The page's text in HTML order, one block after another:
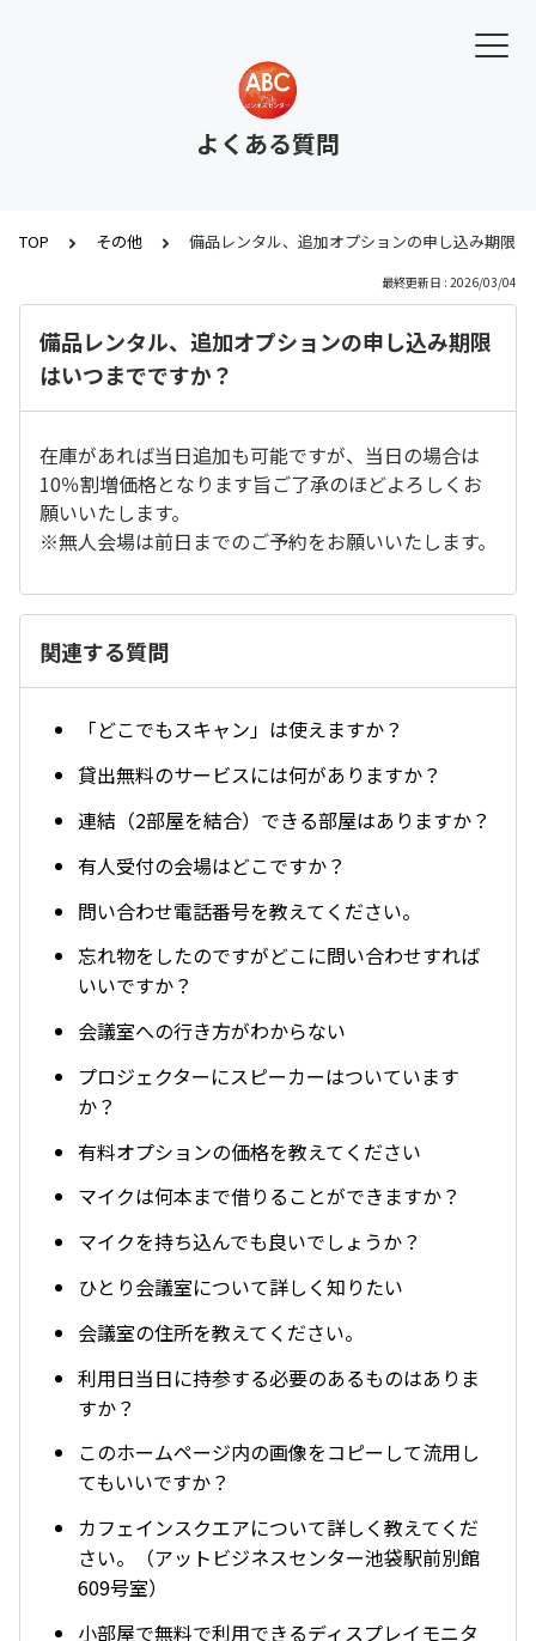
よくある質問
TOP その他 備品レンタル、追加オプションの申し込み期限
最終更新日 : 2026/03/04
備品レンタル、追加オプションの申し込み期限
はいつまでですか？
在庫があれば当日追加も可能ですが、当日の場合は
10％割増価格となります旨ご了承のほどよろしくお
願いいたします。
※無人会場は前日までのご予約をお願いいたします。
関連する質問
「どこでもスキャン」は使えますか？
貸出無料のサービスには何がありますか？
連結（2部屋を結合）できる部屋はありますか？
有人受付の会場はどこですか？
問い合わせ電話番号を教えてください。
忘れ物をしたのですがどこに問い合わせすれば
いいですか？
会議室への行き方がわからない
プロジェクターにスピーカーはついています
か？
有料オプションの価格を教えてください
マイクは何本まで借りることができますか？
マイクを持ち込んでも良いでしょうか？
ひとり会議室について詳しく知りたい
会議室の住所を教えてください。
利用日当日に持参する必要のあるものはありま
すか？
このホームページ内の画像をコピーして流用し
てもいいですか？
カフェインスクエアについて詳しく教えてくだ
さい。（アットビジネスセンター池袋駅前別館
609号室）
小部屋で無料で利用できるディスプレイモニタ